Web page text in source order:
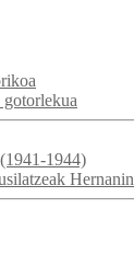
gotorlekua
1944)
Hernanin